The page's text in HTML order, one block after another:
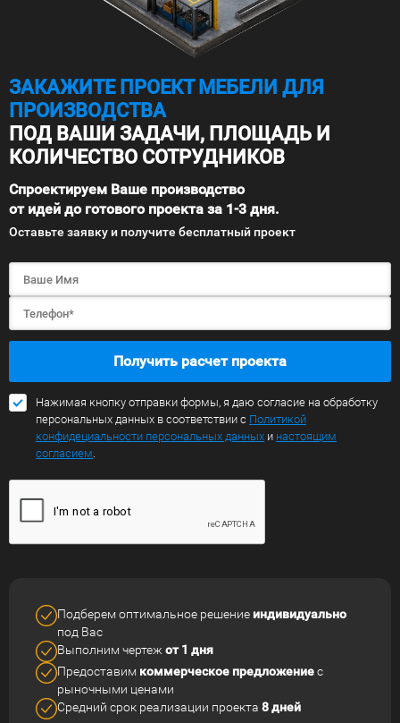
ЗАКАЖИТЕ ПРОЕКТ МЕБЕЛИ ДЛЯ
ПРОИЗВОДСТВА
ПОД ВАШИ ЗАДАЧИ, ПЛОЩАДЬ И
КОЛИЧЕСТВО СОТРУДНИКОВ
Спроектируем Ваше производство
от идей до готового проекта за 1-3 дня.
Оставьте заявку и получите бесплатный проект
Получить расчет проекта
Нажимая кнопку отправки формы, я даю согласие на обработку
персональных данных в соответствии с Политикой
конфидециальности персональных данных и настоящим
согласием.
Подберем оптимальное решение индивидуально
под Вас
Выполним чертеж от 1 дня
Предоставим коммерческое предложениес
рыночными ценами
Средний срок реализации проекта 8 дней